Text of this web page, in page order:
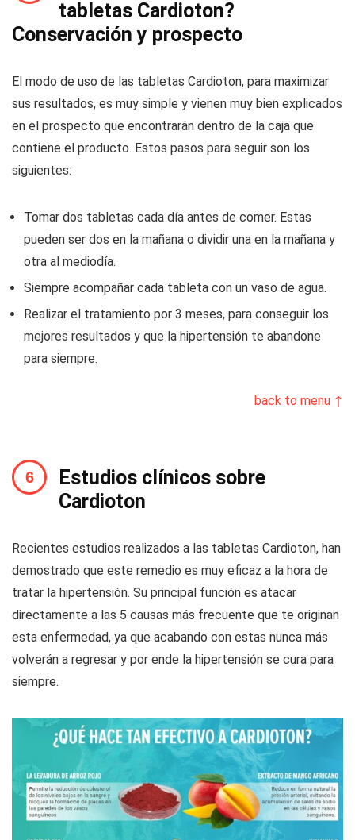
tabletas Cardioton?
Conservación y prospecto
El modo de uso de las tabletas Cardioton, para maximizar
sus resultados, es muy simple y vienen muy bien explicados
en el prospecto que encontrarán dentro de la caja que
contiene el producto. Estos pasos para seguir son los
siguientes:
Tomar dos tabletas cada día antes de comer. Estas
pueden ser dos en la mañana o dividir una en la mañana y
otra al mediodía.
Siempre acompañar cada tableta con un vaso de agua.
Realizar el tratamiento por 3 meses, para conseguir los
mejores resultados y que la hipertensión te abandone
para siempre.
back to menu ↑
Estudios clínicos sobre
Cardioton
Recientes estudios realizados a las tabletas Cardioton, han
demostrado que este remedio es muy eficaz a la hora de
tratar la hipertensión. Su principal función es atacar
directamente a las 5 causas más frecuente que te originan
esta enfermedad, ya que acabando con estas nunca más
volverán a regresar y por ende la hipertensión se cura para
siempre.